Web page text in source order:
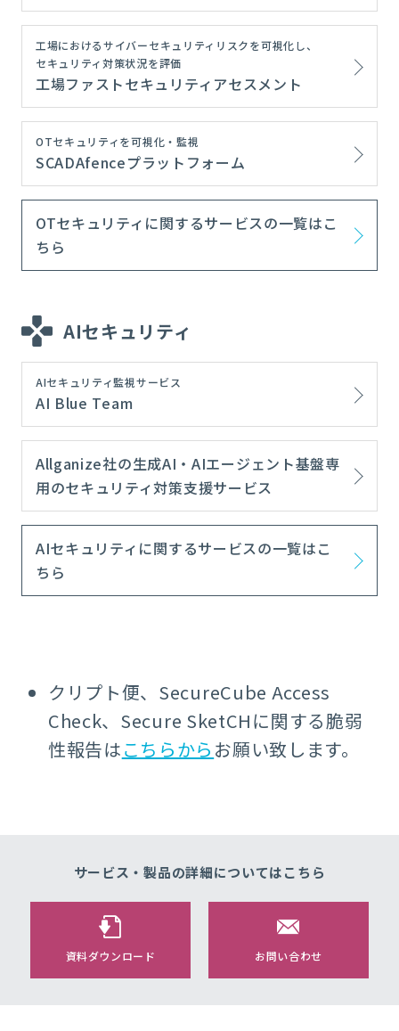
工場におけるサイバーセキュリティリスクを可視化し、
セキュリティ対策状況を評価
工場ファストセキュリティアセスメント
OTセキュリティを可視化・監視
SCADAfenceプラットフォーム
OTセキュリティに関するサービスの一覧はこ
ちら
AIセキュリティ
AIセキュリティ監視サービス
AI Blue Team
Allganize社の生成AI・AIエージェント基盤専
用のセキュリティ対策支援サービス
AIセキュリティに関するサービスの一覧はこ
ちら
クリプト便、SecureCube Access
Check、Secure SketCHに関する脆弱
性報告はこちらから お願い致します。
サービス・製品の詳細についてはこちら
資料ダウンロード お問い合わせ